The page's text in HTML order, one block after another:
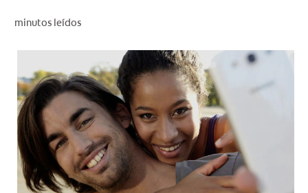
PROMOCIONES
SUSCRÍBASE
minutos leídos